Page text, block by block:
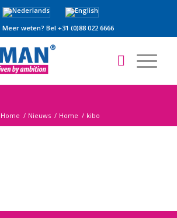
Meer weten? Bel +31 (0)88 022 6666
Home / Nieuws / Home / kibo